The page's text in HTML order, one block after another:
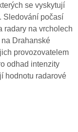
se vyskytují
Sledování počasí
radary na vrcholech
Drahanské
provozovatelem
odhad intenzity
hodnotu radarové